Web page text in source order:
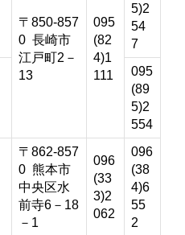
〒850-857
0 長崎市
江戸町2－
13
095
(82
4)1
111
5)2
54
7
095
(89
5)2
554
〒862-857
0 熊本市
中央区水
前寺6－18
－1
096
(33
3)2
062
096
(38
4)6
55
2